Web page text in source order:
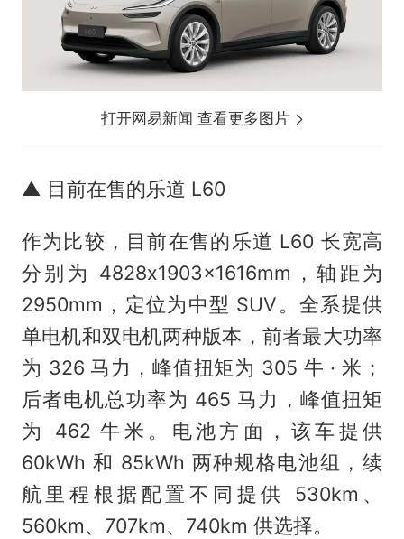
打开网易新闻 查看更多图片
▲ 目前在售的乐道 L60
作为比较，目前在售的乐道 L60 长宽高
分别为 4828x1903x1616mm，轴距为
2950mm，定位为中型 SUV。全系提供
单电机和双电机两种版本，前者最大功率
为 326 马力，峰值扭矩为 305 牛 · 米；
后者电机总功率为 465 马力，峰值扭矩
为 462 牛米。电池方面，该车提供
60kWh 和 85kWh 两种规格电池组，续
航里程根据配置不同提供 530km、
560km、707km、740km 供选择。